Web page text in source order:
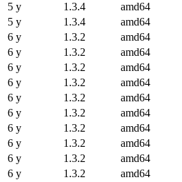
5 y
1.3.4 amd64
5 y
1.3.4 amd64
6 y
1.3.2 amd64
6 y
1.3.2 amd64
6 y
1.3.2 amd64
6 y
1.3.2 amd64
6 y
1.3.2 amd64
6 y
1.3.2 amd64
6 y
1.3.2 amd64
6 y
1.3.2 amd64
6 y
1.3.2 amd64
6 y
1.3.2 amd64